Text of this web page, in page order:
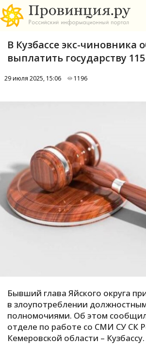
Б
В
К
В Кузбассе экс-чиновника
выплатить государству
29 июля 2025, 15:06 1196
Бывший глава Яйского округа
в злоупотреблении
полномочиями. Об этом
отделе по работе со СМИ СУ СК
Кемеровской области – Кузбассу.